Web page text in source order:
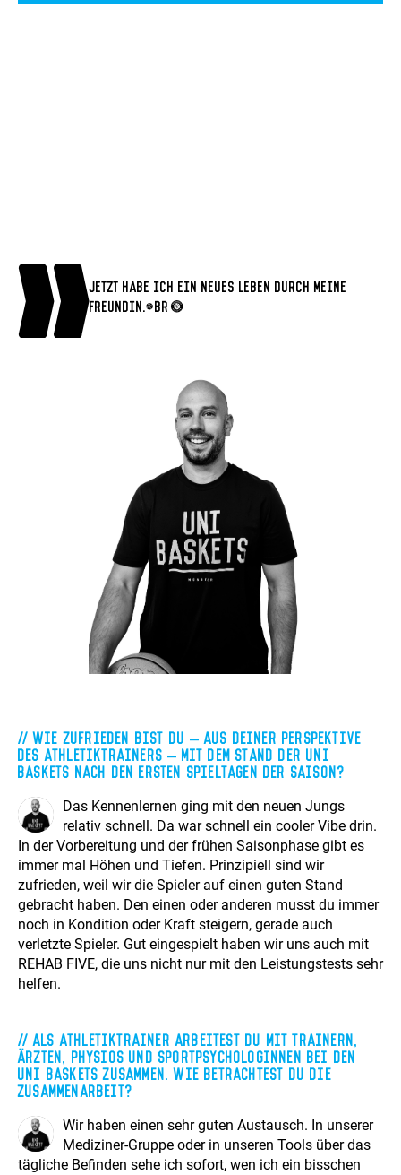
Jetzt habe ich ein neues Leben durch meine
Freundin.<br>
Wie zufrieden bist du – aus deiner Perspektive
des Athletiktrainers – mit dem Stand der Uni
Baskets nach den ersten Spieltagen der Saison?
Das Kennenlernen ging mit den neuen Jungs
relativ schnell. Da war schnell ein cooler Vibe drin.
In der Vorbereitung und der frühen Saisonphase gibt es
immer mal Höhen und Tiefen. Prinzipiell sind wir
zufrieden, weil wir die Spieler auf einen guten Stand
gebracht haben. Den einen oder anderen musst du immer
noch in Kondition oder Kraft steigern, gerade auch
verletzte Spieler. Gut eingespielt haben wir uns auch mit
REHAB FIVE, die uns nicht nur mit den Leistungstests sehr
helfen.
Als Athletiktrainer arbeitest Du mit Trainern,
Ärzten, Physios und Sportpsychologinnen bei den
Uni Baskets zusammen. Wie betrachtest du die
Zusammenarbeit?
Wir haben einen sehr guten Austausch. In unserer
Mediziner-Gruppe oder in unseren Tools über das
tägliche Befinden sehe ich sofort, wen ich ein bisschen